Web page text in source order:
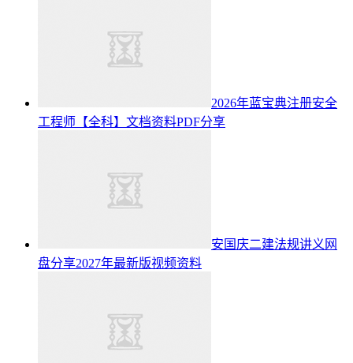
2026年蓝宝典注册安全
工程师【全科】文档资料PDF分享
安国庆二建法规讲义网
盘分享2027年最新版视频资料